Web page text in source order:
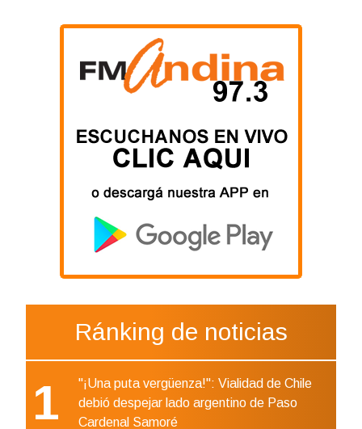
Ránking de noticias
1
"¡Una puta vergüenza!": Vialidad de Chile
debió despejar lado argentino de Paso
Cardenal Samoré